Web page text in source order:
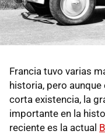
Francia tuvo varias
historia, pero
corta existencia, la
importante en la
reciente es la actual